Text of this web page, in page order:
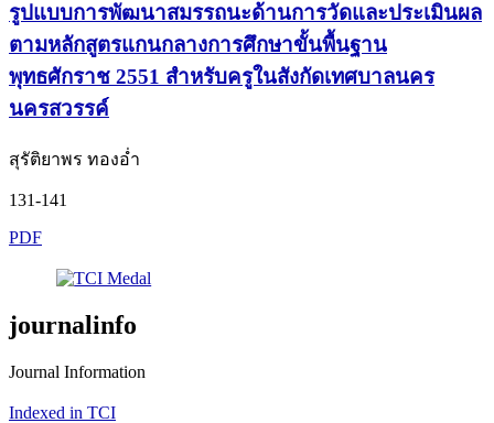
รูปแบบการพัฒนาสมรรถนะด้านการวัดและประเมินผล
ตามหลักสูตรแกนกลางการศึกษาขั้นพื้นฐาน
พุทธศักราช 2551 สำหรับครูในสังกัดเทศบาลนคร
นครสวรรค์
สุรัติยาพร ทองอ่ำ
131-141
PDF
journalinfo
Journal Information
Indexed in TCI